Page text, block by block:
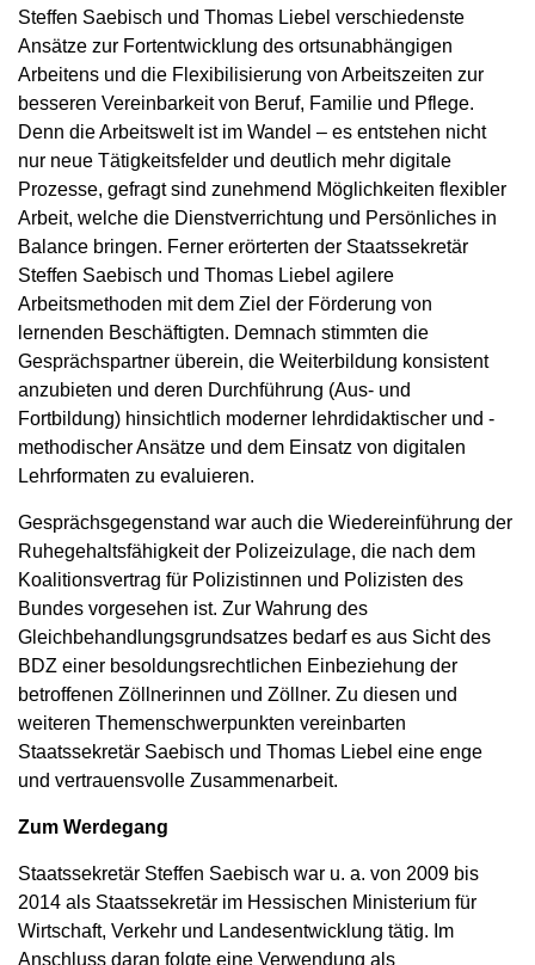
Steffen Saebisch und Thomas Liebel verschiedenste
Ansätze zur Fortentwicklung des ortsunabhängigen
Arbeitens und die Flexibilisierung von Arbeitszeiten zur
besseren Vereinbarkeit von Beruf, Familie und Pflege.
Denn die Arbeitswelt ist im Wandel – es entstehen nicht
nur neue Tätigkeitsfelder und deutlich mehr digitale
Prozesse, gefragt sind zunehmend Möglichkeiten flexibler
Arbeit, welche die Dienstverrichtung und Persönliches in
Balance bringen. Ferner erörterten der Staatssekretär
Steffen Saebisch und Thomas Liebel agilere
Arbeitsmethoden mit dem Ziel der Förderung von
lernenden Beschäftigten. Demnach stimmten die
Gesprächspartner überein, die Weiterbildung konsistent
anzubieten und deren Durchführung (Aus- und
Fortbildung) hinsichtlich moderner lehrdidaktischer und -
methodischer Ansätze und dem Einsatz von digitalen
Lehrformaten zu evaluieren.
Gesprächsgegenstand war auch die Wiedereinführung der
Ruhegehaltsfähigkeit der Polizeizulage, die nach dem
Koalitionsvertrag für Polizistinnen und Polizisten des
Bundes vorgesehen ist. Zur Wahrung des
Gleichbehandlungsgrundsatzes bedarf es aus Sicht des
BDZ einer besoldungsrechtlichen Einbeziehung der
betroffenen Zöllnerinnen und Zöllner. Zu diesen und
weiteren Themenschwerpunkten vereinbarten
Staatssekretär Saebisch und Thomas Liebel eine enge
und vertrauensvolle Zusammenarbeit.
Zum Werdegang
Staatssekretär Steffen Saebisch war u. a. von 2009 bis
2014 als Staatssekretär im Hessischen Ministerium für
Wirtschaft, Verkehr und Landesentwicklung tätig. Im
Anschluss daran folgte eine Verwendung als